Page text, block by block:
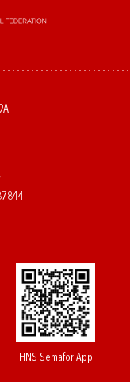
HNS Semafor App